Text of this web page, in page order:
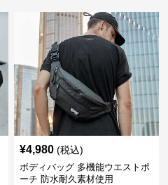
¥4,980 (税込)
ボディバッグ 多機能ウエストポ
ーチ 防水耐久素材使用